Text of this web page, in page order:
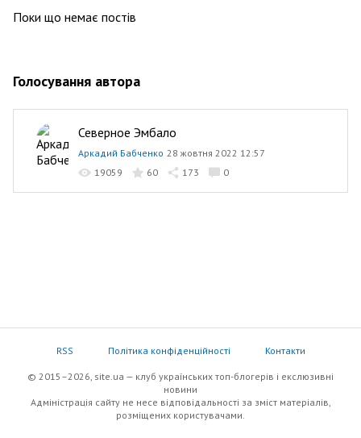
Поки що немає постів
Голосування автора
Северное Эмбало
Аркадий Бабченко 28 жовтня 2022 12:57
19059
60 173 0
RSS Політика конфіденційності Контакти
© 2015–2026, site.ua — клуб українських топ-блогерів i екслюзивнi
новини
Адміністрація сайту не несе відповідальності за зміст матеріалів,
розміщених користувачами.